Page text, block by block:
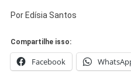
Por Edísia Santos
Compartilhe isso:
Facebook